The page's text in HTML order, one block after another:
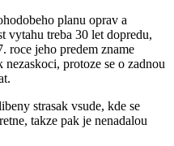
planu oprav a
vytahu treba 30 let dopredu,
roce jeho predem zname
protoze se o zadnou
strasak vsude, kde se
takze pak je nenadalou